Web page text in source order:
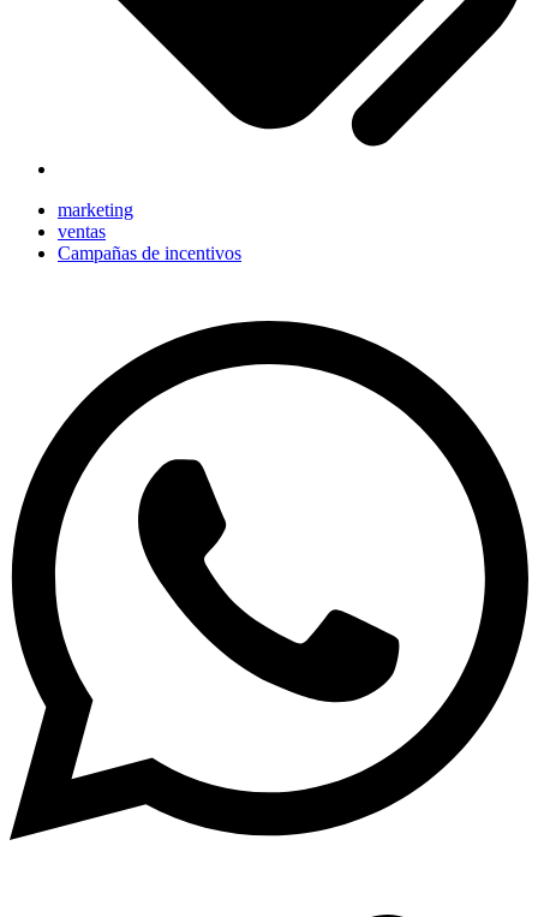
marketing
ventas
Campañas de incentivos